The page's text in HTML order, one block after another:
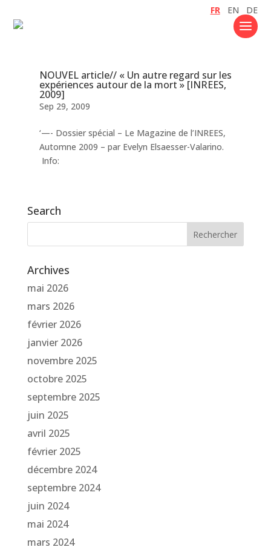
FR EN DE
NOUVEL article// « Un autre regard sur les
expériences autour de la mort » [INREES,
2009]
Sep 29, 2009
‘—- Dossier spécial – Le Magazine de l’INREES,
Automne 2009 – par Evelyn Elsaesser-Valarino.
Info:
Search
Archives
mai 2026
mars 2026
février 2026
janvier 2026
novembre 2025
octobre 2025
septembre 2025
juin 2025
avril 2025
février 2025
décembre 2024
septembre 2024
juin 2024
mai 2024
mars 2024